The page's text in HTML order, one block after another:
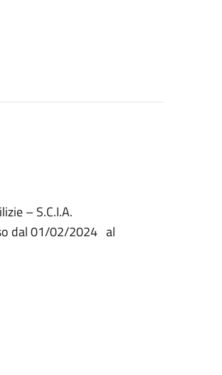
– S.C.I.A.
dal 01/02/2024 al